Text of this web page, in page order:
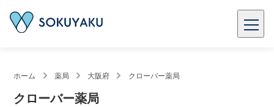
ホーム 薬局 大阪府 クローバー薬局
クローバー薬局